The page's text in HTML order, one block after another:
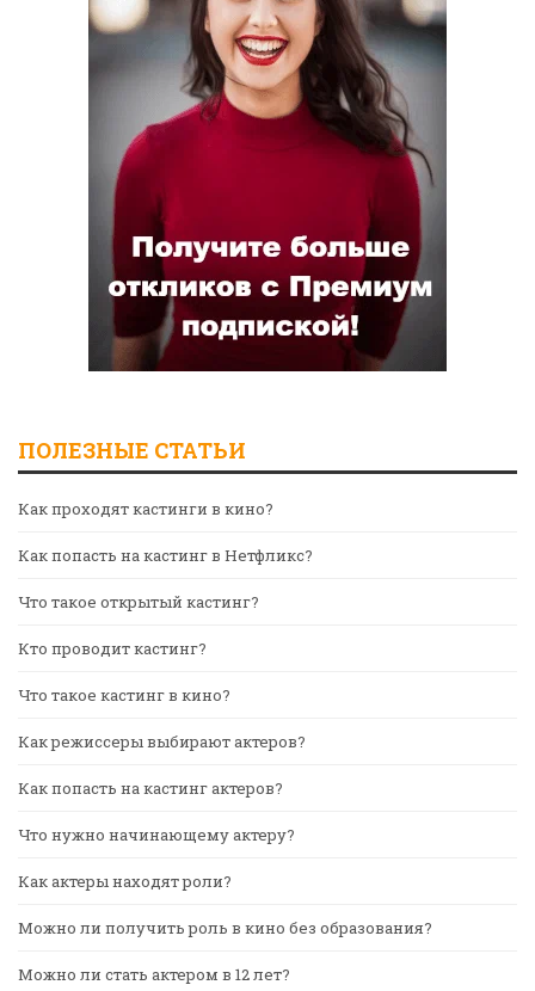
ПОЛЕЗНЫЕ СТАТЬИ
Как проходят кастинги в кино?
Как попасть на кастинг в Нетфликс?
Что такое открытый кастинг?
Кто проводит кастинг?
Что такое кастинг в кино?
Как режиссеры выбирают актеров?
Как попасть на кастинг актеров?
Что нужно начинающему актеру?
Как актеры находят роли?
Можно ли получить роль в кино без образования?
Можно ли стать актером в 12 лет?